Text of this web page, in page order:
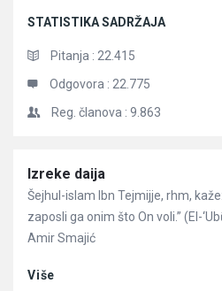
STATISTIKA SADRŽAJA
Pitanja : 22.415
Odgovora : 22.775
Reg. članova : 9.863
Članci
Izreke daija
Šejhul-islam Ibn Tejmijje, rhm,
zaposli ga onim što On voli.” (El-
Amir Smajić
Više